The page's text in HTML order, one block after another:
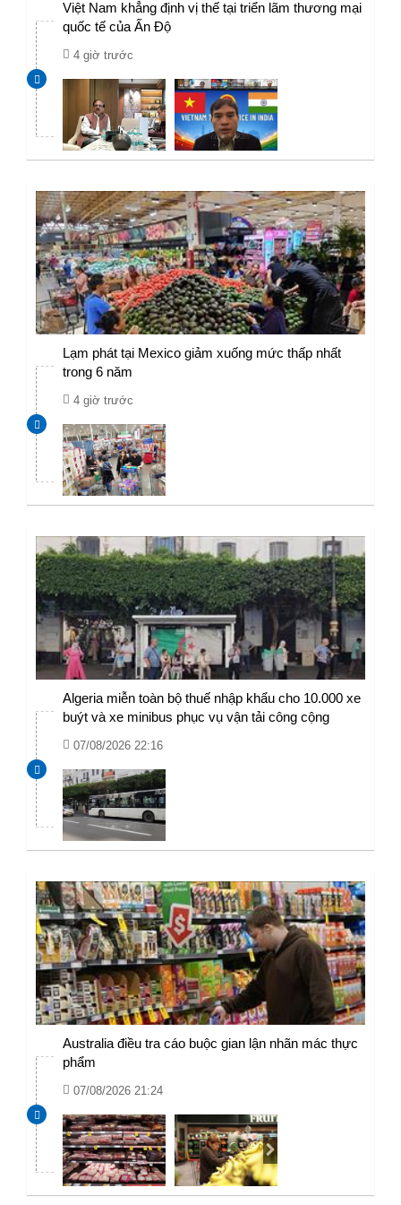
Việt Nam khẳng định vị thế tại triển lãm thương mại
quốc tế của Ấn Độ
4 giờ trước
Lạm phát tại Mexico giảm xuống mức thấp nhất
trong 6 năm
4 giờ trước
Algeria miễn toàn bộ thuế nhập khẩu cho 10.000 xe
buýt và xe minibus phục vụ vận tải công cộng
07/08/2026 22:16
Australia điều tra cáo buộc gian lận nhãn mác thực
phẩm
07/08/2026 21:24